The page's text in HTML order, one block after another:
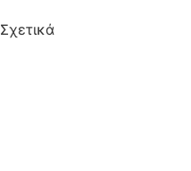
Σχετικά